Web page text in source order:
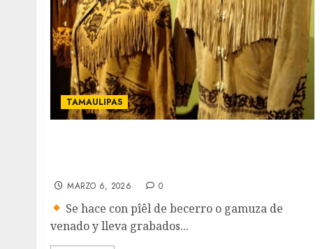
TAMAULIPAS
MARZO 6, 2026 0
Se hace con pîêl de becerro o gamuza de
venado y lleva grabados...